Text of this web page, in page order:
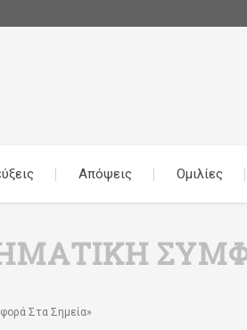
Απόψεις Ομιλίες
Στα Σημεία»